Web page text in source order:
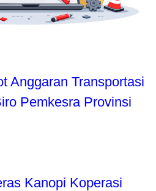
Anggaran Transportasi
Pemkesra Provinsi
Kanopi Koperasi